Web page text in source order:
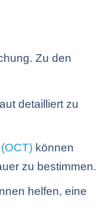
Zu den
detailliert zu
können
zu bestimmen.
helfen, eine